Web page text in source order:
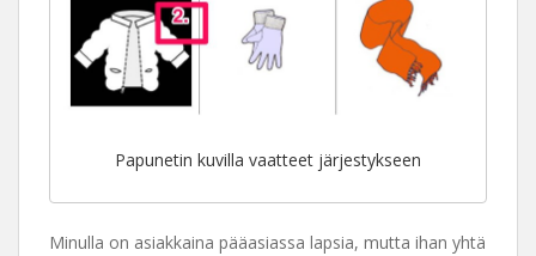
Papunetin kuvilla vaatteet järjestykseen
Minulla on asiakkaina pääasiassa lapsia, mutta ihan yhtä